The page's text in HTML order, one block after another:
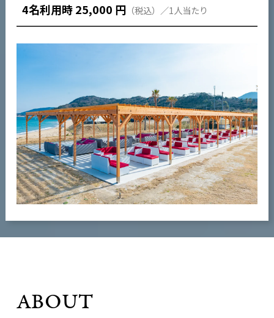
4名利用時 25,000 円（税込）／1人当たり
ABOUT